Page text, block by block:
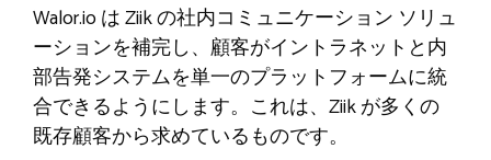
Walor.io は Ziik の社内コミュニケーション ソリュ
ーションを補完し、顧客がイントラネットと内
部告発システムを単一のプラットフォームに統
合できるようにします。これは、Ziik が多くの
既存顧客から求めているものです。